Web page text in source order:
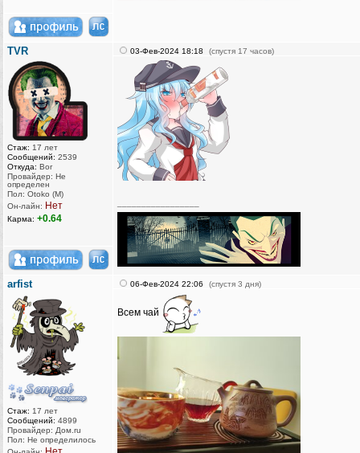
TVR
Стаж: 17 лет
Сообщений: 2539
Откуда: Bor
Провайдер: Не
определен
Пол: Otoko (M)
Он-лайн: Нет
Карма: +0.64
03-Фев-2024 18:18 (спустя 17 часов)
arfist
Стаж: 17 лет
Сообщений: 4899
Провайдер: Дом.ru
Пол: Не определилось
06-Фев-2024 22:06 (спустя 3 дня)
Всем чай